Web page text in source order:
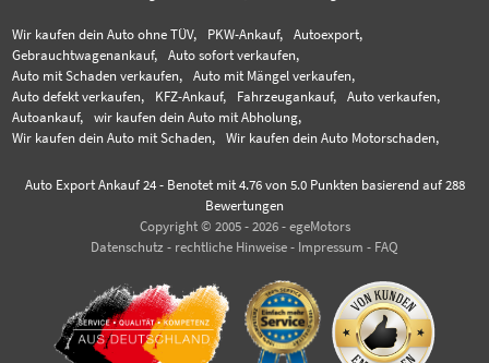
Wir kaufen dein Auto ohne TÜV, PKW-Ankauf,
Autoexport,
Gebrauchtwagenankauf,
Auto sofort verkaufen,
Auto mit Schaden verkaufen,
Auto mit Mängel verkaufen,
Auto defekt verkaufen,
KFZ-Ankauf, Fahrzeugankauf,
Auto verkaufen,
Autoankauf,
wir kaufen dein Auto mit Abholung,
Wir kaufen dein Auto mit Schaden,
Wir kaufen dein Auto Motorschaden,
Auto Export Ankauf 24- Benotet mit 4.76von 5.0 Punkten basierend auf 288
Bewertungen
Copyright © 2005 - 2026 - egeMotors
Datenschutz - rechtliche Hinweise - Impressum - FAQ